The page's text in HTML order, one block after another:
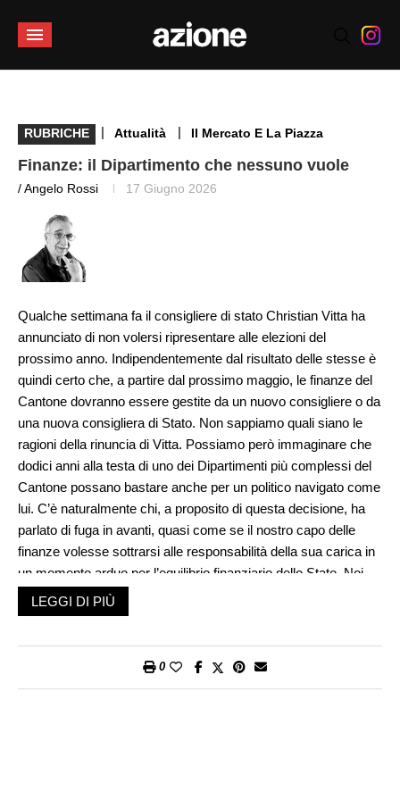
RUBRICHE | Attualità | Il Mercato E La Piazza
Finanze: il Dipartimento che nessuno vuole
/ Angelo Rossi 17 Giugno 2026
Qualche settimana fa il consigliere di stato Christian Vitta ha
annunciato di non volersi ripresentare alle elezioni del
prossimo anno. Indipendentemente dal risultato delle stesse è
quindi certo che, a partire dal prossimo maggio, le finanze del
Cantone dovranno essere gestite da un nuovo consigliere o da
una nuova consigliera di Stato. Non sappiamo quali siano le
ragioni della rinuncia di Vitta. Possiamo però immaginare che
dodici anni alla testa di uno dei Dipartimenti più complessi del
Cantone possano bastare anche per un politico navigato come
lui. C’è naturalmente chi, a proposito di questa decisione, ha
parlato di fuga in avanti, quasi come se il nostro capo delle
finanze volesse sottrarsi alle responsabilità della sua carica in
un momento arduo per l’equilibrio finanziario dello Stato. Noi
pensiamo sia più probabile che egli abbia fatto tesoro della
legge non scritta stando alla quale, in Ticino, più lungo è il
delle finanze cantonali e peggiore diventa la nota d’assieme
LEGGI DI PIÙ
0